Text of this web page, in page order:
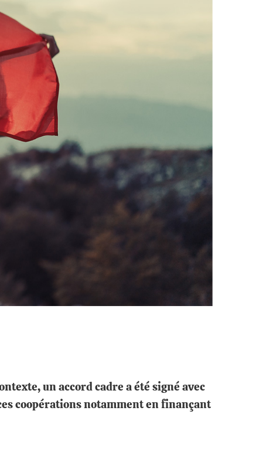
un accord cadre a été signé avec
coopérations notamment en finançant